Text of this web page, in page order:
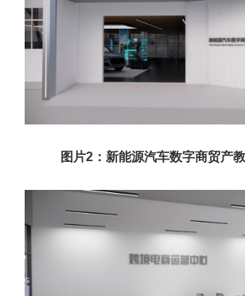
图片2：新能源汽车数字商贸产